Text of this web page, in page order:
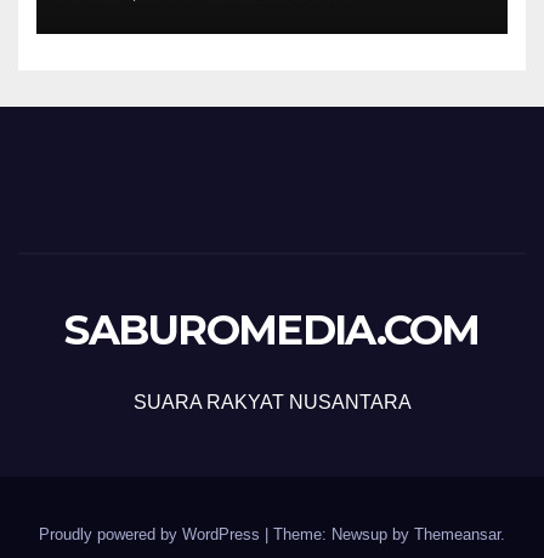
SABUROMEDIA.COM
SUARA RAKYAT NUSANTARA
Proudly powered by WordPress Theme: Newsup by Themeansar.